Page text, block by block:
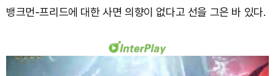
뱅크먼-프리드에 대한 사면 의향이 없다고 선을 그은 바 있다.